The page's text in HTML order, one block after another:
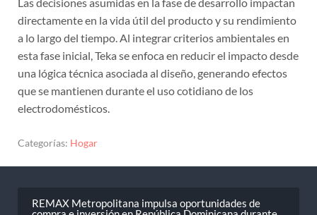
directamente en la vida útil del producto y su rendimiento
a lo largo del tiempo. Al integrar criterios ambientales en
esta fase inicial, Teka se enfoca en reducir el impacto desde
una lógica técnica asociada al diseño, generando efectos
que se mantienen durante el uso cotidiano de los
electrodomésticos.
Categorías: Hogar
REMAX Metropolitana impulsa oportunidades de
compra e inversión en República Dominicana durante